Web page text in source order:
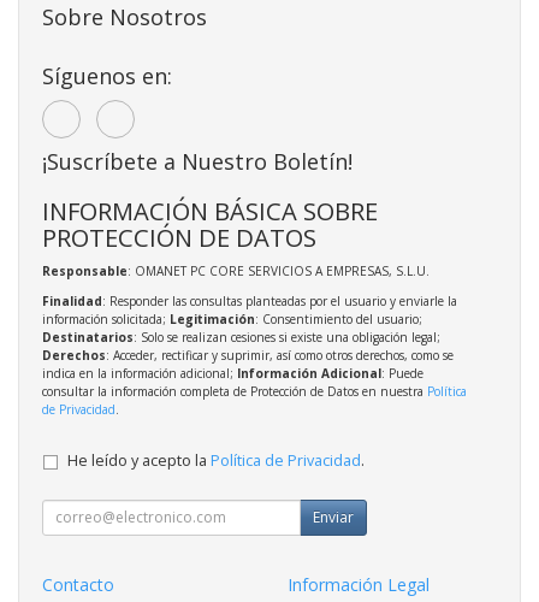
Sobre Nosotros
Síguenos en:
¡Suscríbete a Nuestro Boletín!
INFORMACIÓN BÁSICA SOBRE
PROTECCIÓN DE DATOS
Responsable: OMANET PC CORE SERVICIOS A EMPRESAS, S.L.U.
Finalidad: Responder las consultas planteadas por el usuario y enviarle la
información solicitada; Legitimación: Consentimiento del usuario;
Destinatarios: Solo se realizan cesiones si existe una obligación legal;
Derechos: Acceder, rectificar y suprimir, así como otros derechos, como se
indica en la información adicional; Información Adicional: Puede
consultar la información completa de Protección de Datos en nuestra Política
de Privacidad
He leído y acepto la Política de Privacidad.
Enviar
Contacto
Información Legal